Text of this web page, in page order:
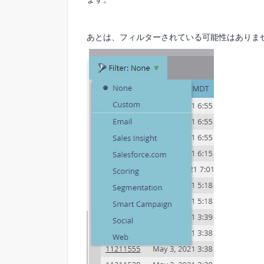
あとは、フィルターされている可能性はありま